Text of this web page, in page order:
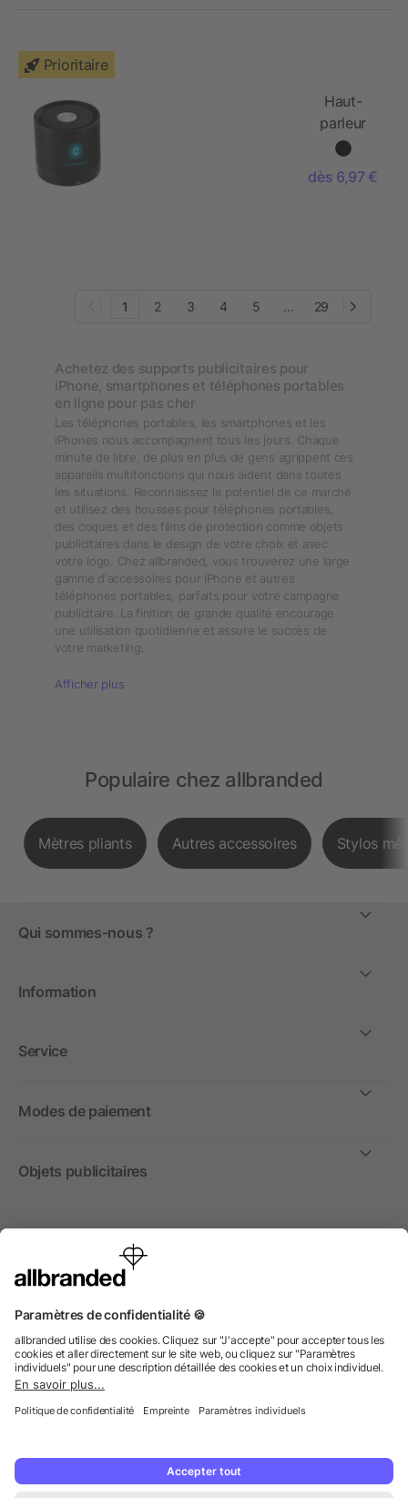
Prioritaire
Haut-
parleur
Bluetooth®
Greedo
dès 6,97 €
1 2 3 4 5 ... 29
Achetez des supports publicitaires pour
iPhone, smartphones et téléphones portables
en ligne pour pas cher
Les téléphones portables, les smartphones et les
iPhones nous accompagnent tous les jours. Chaque
minute de libre, de plus en plus de gens agrippent ces
appareils multifonctions qui nous aident dans toutes
les situations. Reconnaissez le potentiel de ce marché
et utilisez des housses pour téléphones portables,
des coques et des films de protection comme objets
publicitaires dans le design de votre choix et avec
votre logo. Chez allbranded, vous trouverez une large
gamme d'accessoires pour iPhone et autres
téléphones portables, parfaits pour votre campagne
publicitaire. La finition de grande qualité encourage
une utilisation quotidienne et assure le succès de
votre marketing.
Afficher plus
Populaire chez allbranded
Mètres pliants Autres accessoires Stylos
Qui sommes-nous ?
Information
Service
Modes de paiement
Objets publicitaires
International
Nous commercialisons nos objets publicitaires et articles
non aux personnes privées.